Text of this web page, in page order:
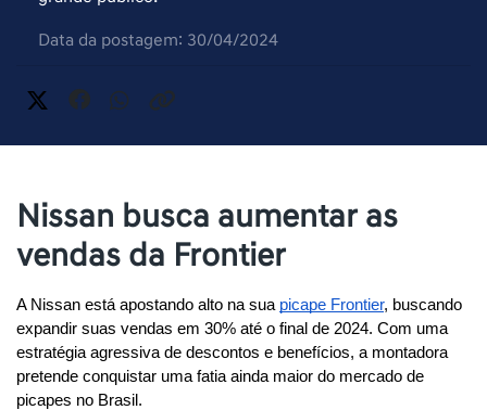
Data da postagem: 30/04/2024
Nissan busca aumentar as
vendas da Frontier
A Nissan está apostando alto na sua picape Frontier, buscando
expandir suas vendas em 30% até o final de 2024. Com uma
estratégia agressiva de descontos e benefícios, a montadora
pretende conquistar uma fatia ainda maior do mercado de
picapes no Brasil.